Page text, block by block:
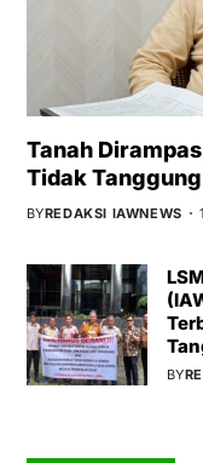
Tanah
Tidak
BYREDAKSI IAWNEWS
BY